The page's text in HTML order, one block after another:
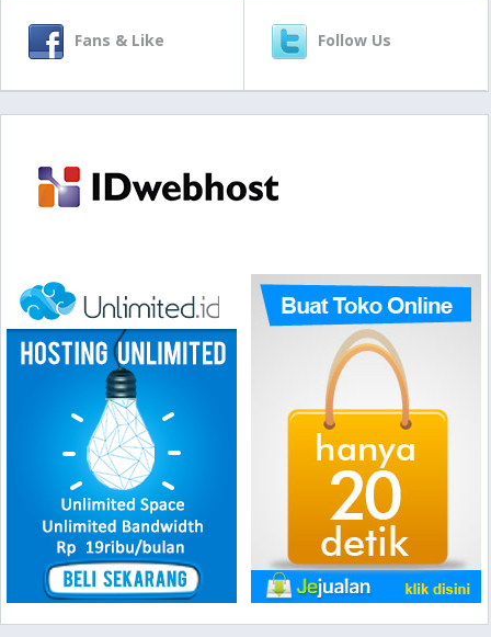
Fans & Like Follow Us